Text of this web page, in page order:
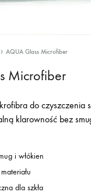
AQUA Glass Microfiber
Microfiber
do czyszczenia
klarowność bez
i włókien
dla szkła